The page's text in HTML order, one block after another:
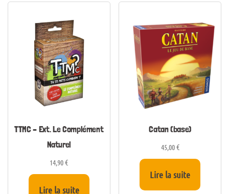
TTMC – Ext. Le Complément
Naturel
14,90€
Lire la suite
Catan (base)
45,00€
Lire la suite